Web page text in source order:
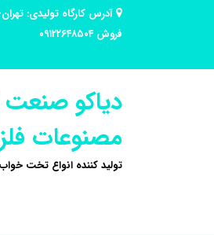
فروش ۰۹۱۲۲۶۴۸۵۰۴
دیاکو صنعت
مصنوعات
تولید کننده انواع تخت